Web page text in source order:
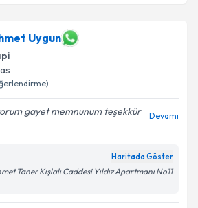
Uygun
gayet memnunum teşekkür
Devamı
Haritada Göster
Taner Kışlalı Caddesi Yıldız Apartmanı No11